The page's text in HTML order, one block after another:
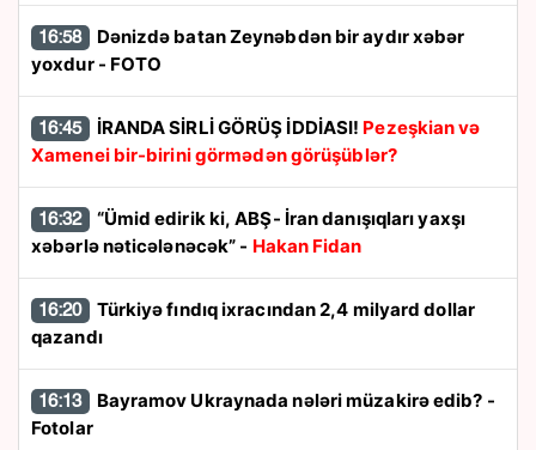
16:58
yoxdur - FOTO
16:45 İRANDA SİRLİ GÖRÜŞ İDDİASI! Pezeşkian və
Xamenei bir-birini görmədən görüşüblər?
16:32
xəbərlə nəticələnəcək” - Hakan Fidan
16:20
qazandı
16:13
Fotolar